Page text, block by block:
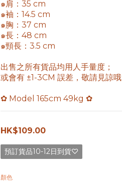
๑肩：35 cm
๑袖：14.5 cm
๑胸：37 cm
๑長：48 cm
๑頸長：3.5 cm
出售之所有貨品均用人手量度；
或會有 ±1-3CM 誤差，敬請見諒哦
✿ Model 165cm 49kg ✿
HK$109.00
預訂貨品10-12日到貨♡
顏色